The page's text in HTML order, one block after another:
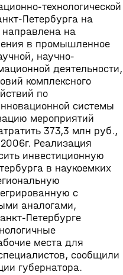
технологической
Петербурга на
направлена на
в промышленное
научно-
деятельности,
комплексного
по
системы
мероприятий
373,3 млн руб.,
Реализация
инвестиционную
в наукоемких
с
аналогами,
Петербурге
места для
сообщили
губернатора.